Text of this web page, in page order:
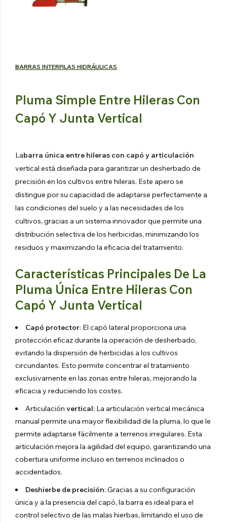
BARRAS INTERFILAS HIDRÁULICAS
Pluma Simple Entre Hileras Con
Capó Y Junta Vertical
Labarra única entre hileras con capó y articulación
vertical está diseñada para garantizar un desherbado de
precisión en los cultivos entre hileras. Este apero se
distingue por su capacidad de adaptarse perfectamente a
las condiciones del suelo y a las necesidades de los
cultivos, gracias a un sistema innovador que permite una
distribución selectiva de los herbicidas, minimizando los
residuos y maximizando la eficacia del tratamiento.
Características Principales De La
Pluma Única Entre Hileras Con
Capó Y Junta Vertical
Capó protector: El capó lateral proporciona una
protección eficaz durante la operación de desherbado,
evitando la dispersión de herbicidas a los cultivos
circundantes. Esto permite concentrar el tratamiento
exclusivamente en las zonas entre hileras, mejorando la
eficacia y reduciendo los costes.
Articulación vertical: La articulación vertical mecánica
manual permite una mayor flexibilidad de la pluma, lo que le
permite adaptarse fácilmente a terrenos irregulares. Esta
articulación mejora la agilidad del equipo, garantizando una
cobertura uniforme incluso en terrenos inclinados o
accidentados.
Deshierbe de precisión: Gracias a su configuración
única y a la presencia del capó, la barra es ideal para el
control selectivo de las malas hierbas, limitando el uso de